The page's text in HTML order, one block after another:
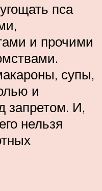
пса
и прочими
супы,
и
запретом. И,
нельзя